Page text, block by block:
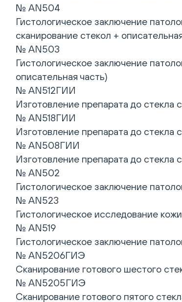
№ AN504
Гистологическое заключение
сканирование стекол +
№ AN503
Гистологическое заключение
описательная часть)
№ AN512ГИИ
Изготовление препарата до стекла
№ AN518ГИИ
Изготовление препарата до стекла
№ AN508ГИИ
Изготовление препарата до стекла
№ AN502
Гистологическое заключение
№ AN523
Гистологическое исследование
№ AN519
Гистологическое заключение
№ AN5206ГИЭ
Сканирование готового шестого
№ AN5205ГИЭ
Сканирование готового пятого